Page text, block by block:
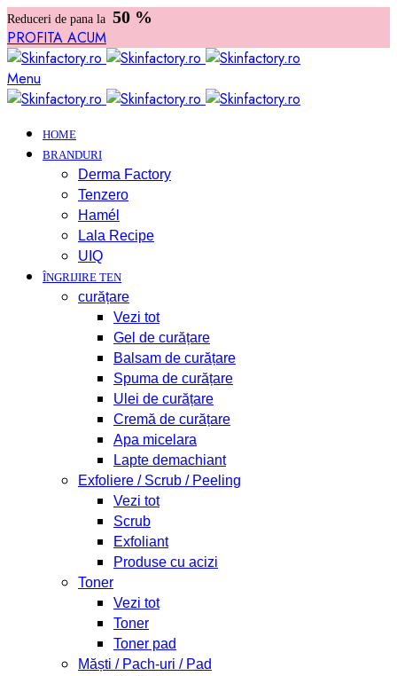
Reduceri de pana la 50 %
PROFITA ACUM
Menu
HOME
BRANDURI
Derma Factory
Tenzero
Hamél
Lala Recipe
UIQ
ÎNGRIJIRE TEN
curățare
Vezi tot
Gel de curățare
Balsam de curățare
Spuma de curățare
Ulei de curățare
Cremă de curățare
Apa micelara
Lapte demachiant
Exfoliere / Scrub / Peeling
Vezi tot
Scrub
Exfoliant
Produse cu acizi
Toner
Vezi tot
Toner
Toner pad
Măști / Pach-uri / Pad